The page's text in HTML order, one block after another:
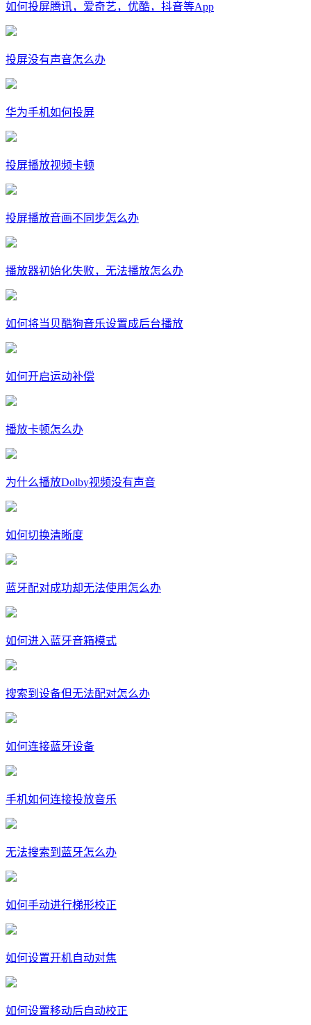
如何投屏腾讯，爱奇艺，优酷，抖音等App
投屏没有声音怎么办
华为手机如何投屏
投屏播放视频卡顿
投屏播放音画不同步怎么办
播放器初始化失败，无法播放怎么办
如何将当贝酷狗音乐设置成后台播放
如何开启运动补偿
播放卡顿怎么办
为什么播放Dolby视频没有声音
如何切换清晰度
蓝牙配对成功却无法使用怎么办
如何进入蓝牙音箱模式
搜索到设备但无法配对怎么办
如何连接蓝牙设备
手机如何连接投放音乐
无法搜索到蓝牙怎么办
如何手动进行梯形校正
如何设置开机自动对焦
如何设置移动后自动校正